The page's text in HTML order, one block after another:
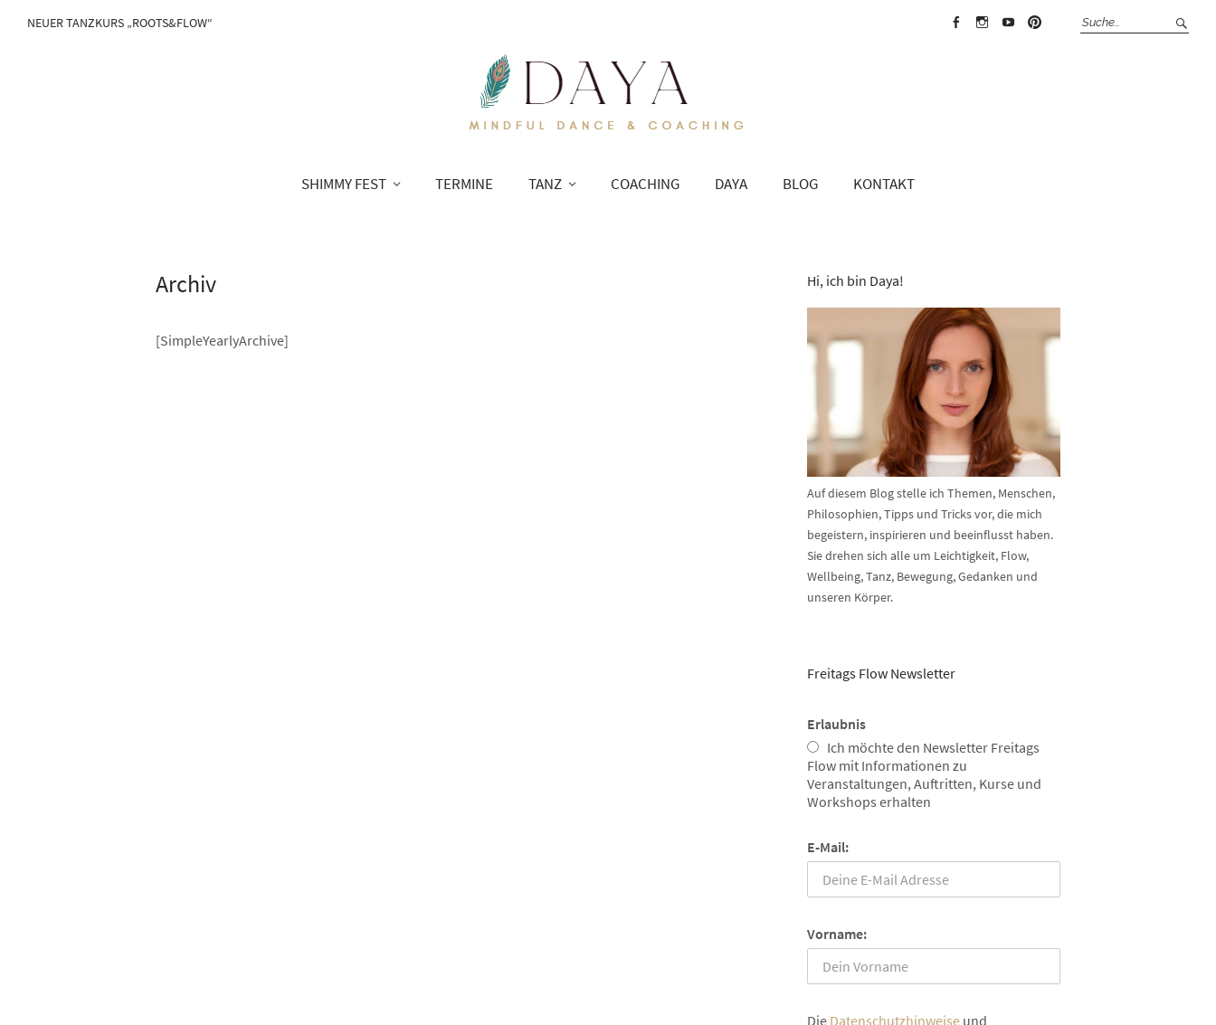
NEUER TANZKURS „ROOTS&FLOW“
SHIMMY FEST TERMINE TANZ COACHING DAYA BLOG KONTAKT
Archiv
[SimpleYearlyArchive]
Hi, ich bin Daya!
Auf diesem Blog stelle ich Themen, Menschen,
Philosophien, Tipps und Tricks vor, die mich
begeistern, inspirieren und beeinflusst haben.
Sie drehen sich alle um Leichtigkeit, Flow,
Wellbeing, Tanz, Bewegung, Gedanken und
unseren Körper.
Freitags Flow Newsletter
Erlaubnis
Ich möchte den Newsletter Freitags
Flow mit Informationen zu
Veranstaltungen, Auftritten, Kurse und
Workshops erhalten
E-Mail:
Vorname:
Die Datenschutzhinweise und